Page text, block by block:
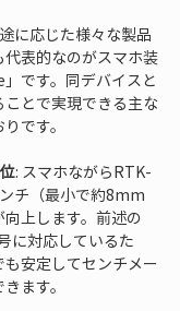
に応じた様々な製品
表的なのがスマホ装
です。同デバイスと
とで実現できる主な
です。
: スマホながらRTK-
チ（最小で約8mm
上します。前述の
に対応しているた
安定してセンチメー